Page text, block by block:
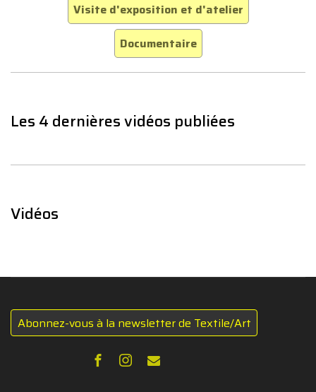
Visite d'exposition et d'atelier
Documentaire
Les 4 dernières vidéos publiées
Vidéos
Abonnez-vous à la newsletter de Textile/Art